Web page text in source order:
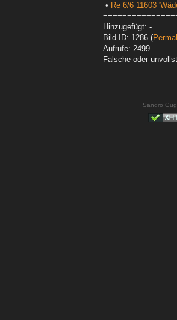
• Re 6/6 11603
Hinzugefügt: -
Bild-ID: 1286 (
Aufrufe: 2499
Falsche oder
Sandro